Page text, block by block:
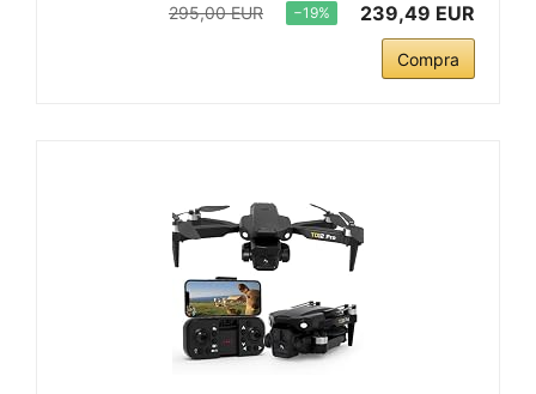
295,00 EUR −19% 239,49 EUR
Compra